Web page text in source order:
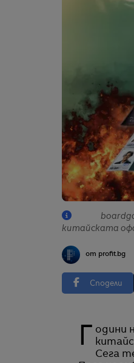
китайската
от profit.bg
Сподели
Години наред жителите на Тайван, които се замислят как би могла да изглежда
Сега